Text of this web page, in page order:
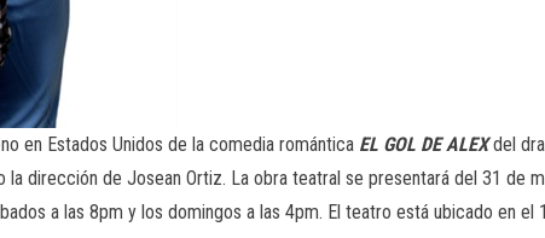
en Estados Unidos de la comedia romántica EL GOL DE ALEXdel
la dirección de Josean Ortiz. La obra teatral se presentará del 31 de
a las 8pm y los domingos a las 4pm. El teatro está ubicado en el